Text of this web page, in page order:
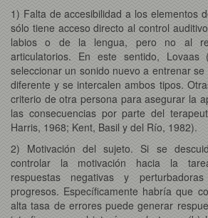
1) Falta de accesibilidad a los elementos
sólo tiene acceso directo al control
labios o de la lengua, pero no al
articulatorios. En este sentido,
seleccionar un sonido nuevo a entrenar
diferente y se intercalen ambos tipos.
criterio de otra persona para asegurar la
las consecuencias por parte del
Harris, 1968; Kent, Basil y del Río, 1982).
2) Motivación del sujeto. Si se
controlar la motivación hacia la
respuestas negativas y
progresos. Específicamente habría que
alta tasa de errores puede generar